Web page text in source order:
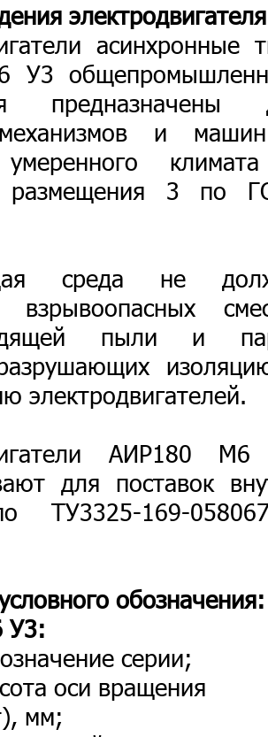
асинхронные
У3
предназначены
и
умеренного
размещения 3 по
среда не
взрывоопасных
пыли и
электродвигателей.
АИР180
для поставок
ТУ3325-169-
обозначения:
У3:
серии;
оси вращения
мм;